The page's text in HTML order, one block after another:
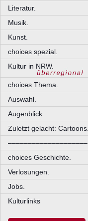
Literatur.
Musik.
Kunst.
choices spezial.
Kultur in NRW.
choices Thema.
Auswahl.
Augenblick
Zuletzt gelacht: Cartoons.
––––––––––––––––––––
choices Geschichte.
Verlosungen.
Jobs.
Kulturlinks